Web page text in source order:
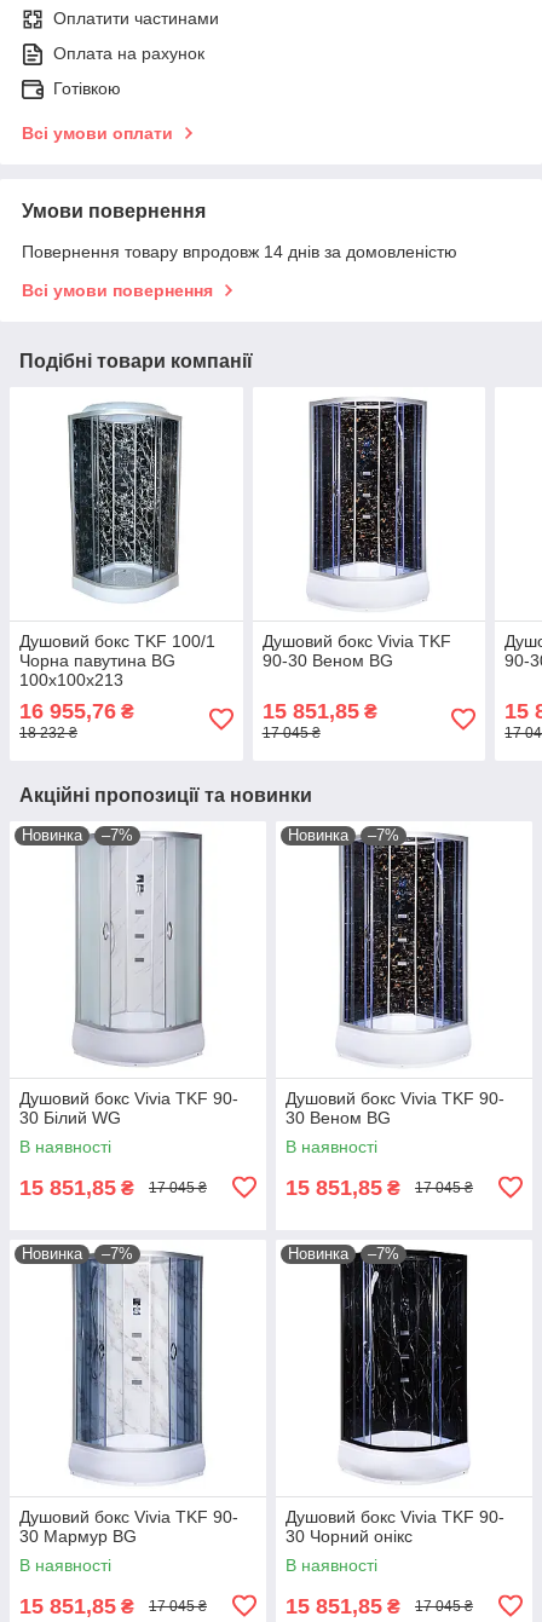
Оплатити частинами
Оплата на рахунок
Готівкою
Всі умови оплати
Умови повернення
Повернення товару впродовж 14 днів за домовленістю
Всі умови повернення
Подібні товари компанії
Душовий бокс TKF 100/1
Чорна павутина BG
100x100x213
16 955,76 ₴
18 232 ₴
Душовий бокс Vivia TKF
90-30 Веном BG
15 851,85₴
17 045 ₴
90-
15
17
Акційні пропозиції та новинки
Новинка –7%
Душовий бокс Vivia TKF 90-
30 Білий WG
В наявності
15 851,85 ₴ 17 045 ₴
Новинка –7%
Душовий бокс Vivia TKF 90-
30 Веном BG
В наявності
15 851,85 ₴ 17 045 ₴
Новинка –7%
Душовий бокс Vivia TKF 90-
30 Мармур BG
В наявності
15 851,85 ₴ 17 045 ₴
Новинка –7%
Душовий бокс Vivia TKF 90-
30 Чорний онікс
В наявності
15 851,85 ₴ 17 045 ₴